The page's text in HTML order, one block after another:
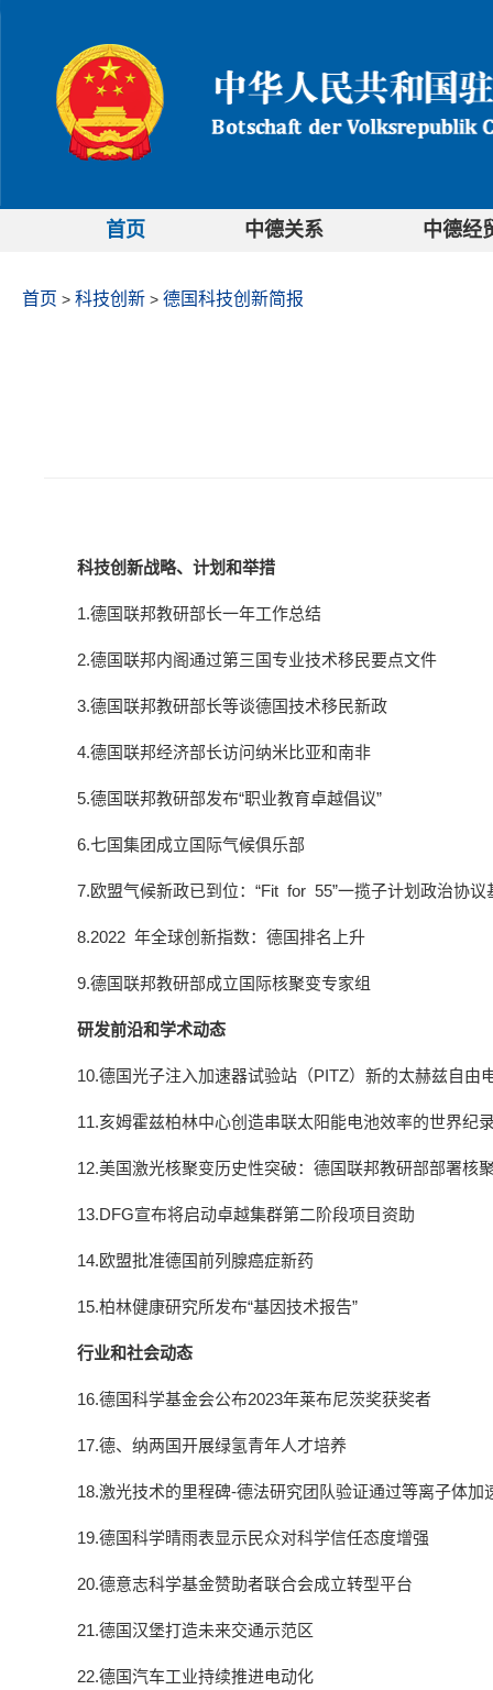
首页 中德关系 中德经
首页 > 科技创新 > 德国科技创新简报
科技创新战略、计划和举措
1.德国联邦教研部长一年工作总结
2.德国联邦内阁通过第三国专业技术移民要点文件
3.德国联邦教研部长等谈德国技术移民新政
4.德国联邦经济部长访问纳米比亚和南非
5.德国联邦教研部发布“职业教育卓越倡议”
6.七国集团成立国际气候俱乐部
7.欧盟气候新政已到位：“Fit for 55”一揽子计划政治协
8.2022 年全球创新指数：德国排名上升
9.德国联邦教研部成立国际核聚变专家组
研发前沿和学术动态
10.德国光子注入加速器试验站（PITZ）新的太赫兹自由
11.亥姆霍兹柏林中心创造串联太阳能电池效率的世界纪
12.美国激光核聚变历史性突破：德国联邦教研部部署核
13.DFG宣布将启动卓越集群第二阶段项目资助
14.欧盟批准德国前列腺癌症新药
15.柏林健康研究所发布“基因技术报告”
行业和社会动态
16.德国科学基金会公布2023年莱布尼茨奖获奖者
17.德、纳两国开展绿氢青年人才培养
18.激光技术的里程碑-德法研究团队验证通过等离子体
19.德国科学晴雨表显示民众对科学信任态度增强
20.德意志科学基金赞助者联合会成立转型平台
21.德国汉堡打造未来交通示范区
22.德国汽车工业持续推进电动化